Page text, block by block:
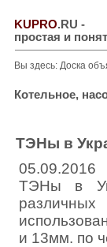
KUPRO.RU -
простая и
Вы здесь: Доска
Котельное,
ТЭНы в
05.09.2016
ТЭНы в
и 13мм. по